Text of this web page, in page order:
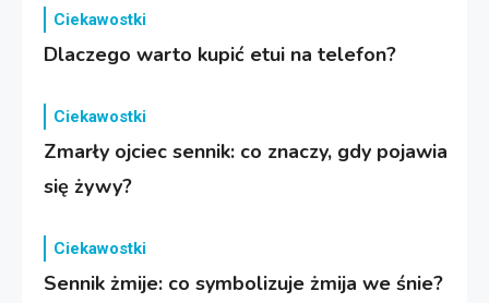
Ciekawostki
Dlaczego warto kupić etui na telefon?
Ciekawostki
Zmarły ojciec sennik: co znaczy, gdy pojawia
się żywy?
Ciekawostki
Sennik żmije: co symbolizuje żmija we śnie?